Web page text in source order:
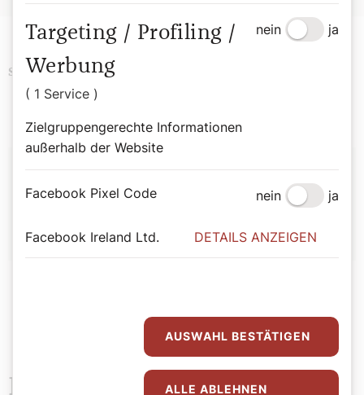
Schlagwörter Familie
Autor:
Red
Das könnte Sie auch
Targeting / Profiling /
Werbung
( 1 Service )
Zielgruppengerechte Informationen
außerhalb der Website
nein ja
Facebook Pixel Code nein ja
Facebook Ireland Ltd. DETAILS ANZEIGEN
AUSWAHL BESTÄTIGEN
ALLE ABLEHNEN